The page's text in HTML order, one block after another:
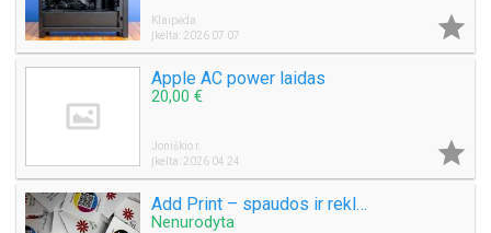
Klaipėda
Įkelta: 2026 07 07

Apple AC power laidas
20,00 €
Joniškio r.
Įkelta: 2026 04 24

Add Print – spaudos ir reklamos paslaugos
Nenurodyta